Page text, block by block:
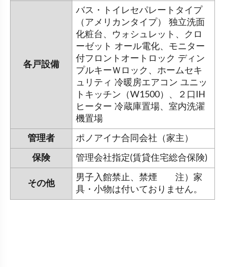
各戸設備
バス・トイレセパレートタイプ
（アメリカンタイプ） 独立洗面
化粧台、ウォシュレット、クロ
ーゼット オール電化、モニター
付フロントオートロック ディン
プルキーＷロック、ホームセキ
ュリティ 冷暖房エアコン ユニッ
トキッチン（W1500）、２口IH
ヒーター 冷蔵庫置場、室内洗濯
機置場
管理者 ポノアイナ合同会社（家主）
保険 管理会社指定(賃貸住宅総合保険)
その他
男子入館禁止、禁煙 注）家
具・小物は付いておりません。